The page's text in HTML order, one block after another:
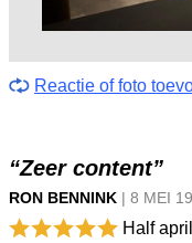
Reactie of foto
“Zeer content”
RON BENNINK | 8 MEI 19
Half